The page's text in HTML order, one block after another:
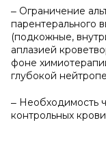
‒ Ограничение
парентерального
(подкожные,
аплазией
фоне
глубокой
‒ Необходимость
контрольных